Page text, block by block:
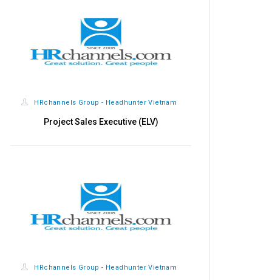
HRchannels Group - Headhunter Vietnam
Project Sales Executive (ELV)
HRchannels Group - Headhunter Vietnam